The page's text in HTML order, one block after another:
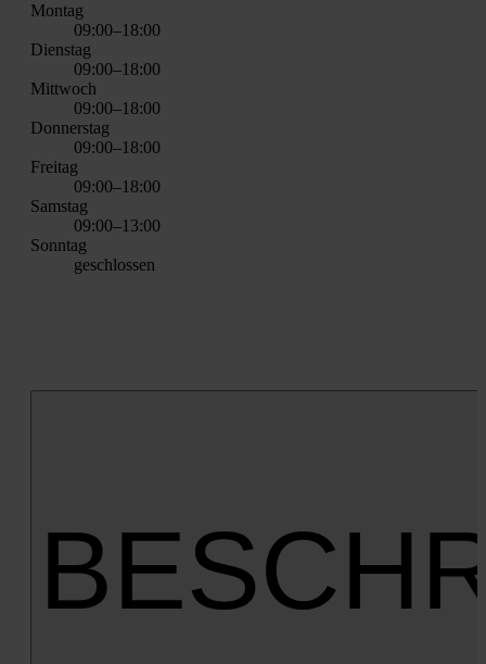
Mon­tag
09:00–18:00
Diens­tag
09:00–18:00
Mitt­woch
09:00–18:00
Don­ners­tag
09:00–18:00
Frei­tag
09:00–18:00
Sams­tag
09:00–13:00
Sonn­tag
geschlos­sen